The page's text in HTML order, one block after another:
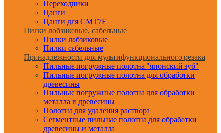
Переходники
Цанги
Цанги для CMT7E
Пилки лобзиковые, сабельные
Пилки лобзиковые
Пилки сабельные
Принадлежности для мультифункционального резака
Пильные погружные полотна "японский зуб"
Пильные погружные полотна для обработки
древесины
Пильные погружные полотна для обработки
металла и древесины
Полотна для удаления раствора
Сегментные пильные полотна для обработки
древесины и металла